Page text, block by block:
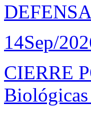
14Sep/
CIERRE